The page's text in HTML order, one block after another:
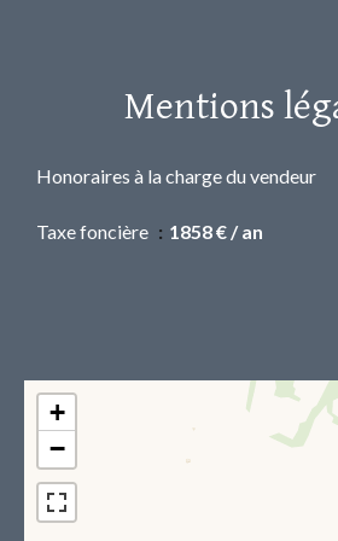
Mentions
Honoraires à la charge du vendeur
Taxe foncière 1858 € / an
+
−